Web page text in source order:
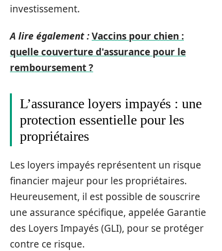
investissement.
A lire également :Vaccins pour chien :
quelle couverture d'assurance pour le
remboursement ?
L’assurance loyers impayés : une
protection essentielle pour les
propriétaires
Les loyers impayés représentent un risque
financier majeur pour les propriétaires.
Heureusement, il est possible de souscrire
une assurance spécifique, appelée Garantie
des Loyers Impayés (GLI), pour se protéger
contre ce risque.